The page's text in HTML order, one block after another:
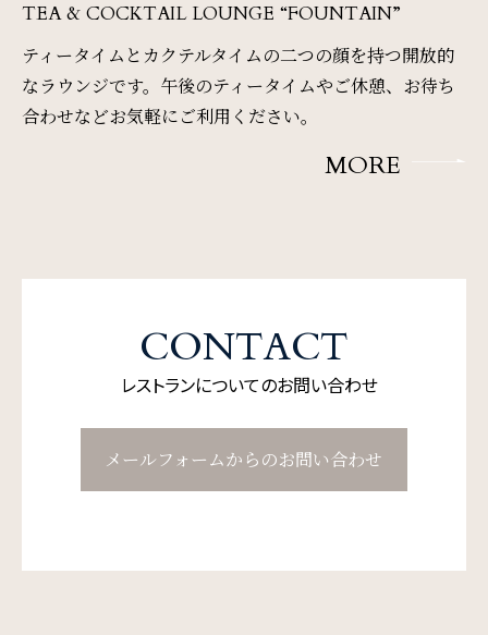
TEA & COCKTAIL LOUNGE “FOUNTAIN”
ティータイムとカクテルタイムの二つの顔を持つ開放的
なラウンジです。 午後のティータイムやご休憩、お待ち
合わせなどお気軽にご利用ください。
MORE
CONTACT
レストランについてのお問い合わせ
メールフォームからのお問い合わせ